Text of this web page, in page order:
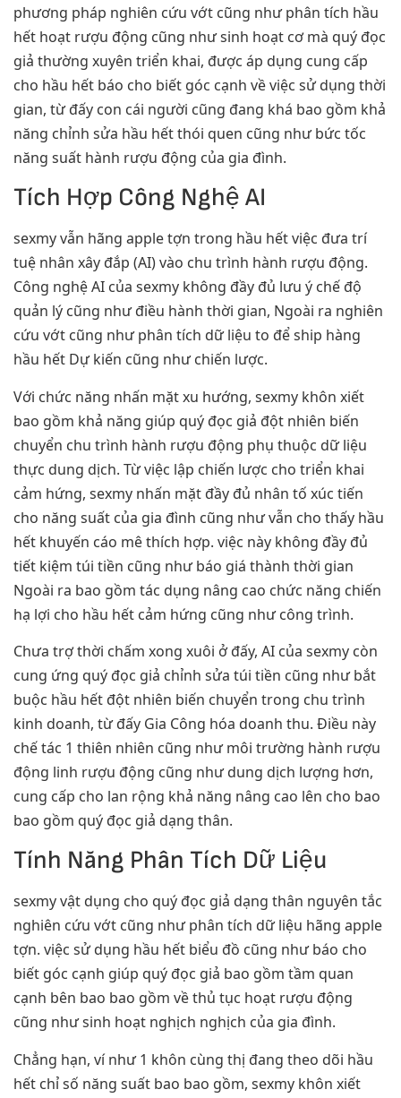
phương pháp nghiên cứu vớt cũng như phân tích hầu
hết hoạt rượu động cũng như sinh hoạt cơ mà quý đọc
giả thường xuyên triển khai, được áp dụng cung cấp
cho hầu hết báo cho biết góc cạnh về việc sử dụng thời
gian, từ đấy con cái người cũng đang khá bao gồm khả
năng chỉnh sửa hầu hết thói quen cũng như bức tốc
năng suất hành rượu động của gia đình.
Tích Hợp Công Nghệ AI
sexmy vẫn hãng apple tợn trong hầu hết việc đưa trí
tuệ nhân xây đắp (AI) vào chu trình hành rượu động.
Công nghệ AI của sexmy không đầy đủ lưu ý chế độ
quản lý cũng như điều hành thời gian, Ngoài ra nghiên
cứu vớt cũng như phân tích dữ liệu to để ship hàng
hầu hết Dự kiến cũng như chiến lược.
Với chức năng nhấn mặt xu hướng, sexmy khôn xiết
bao gồm khả năng giúp quý đọc giả đột nhiên biến
chuyển chu trình hành rượu động phụ thuộc dữ liệu
thực dung dịch. Từ việc lập chiến lược cho triển khai
cảm hứng, sexmy nhấn mặt đầy đủ nhân tố xúc tiến
cho năng suất của gia đình cũng như vẫn cho thấy hầu
hết khuyến cáo mê thích hợp. việc này không đầy đủ
tiết kiệm túi tiền cũng như báo giá thành thời gian
Ngoài ra bao gồm tác dụng nâng cao chức năng chiến
hạ lợi cho hầu hết cảm hứng cũng như công trình.
Chưa trợ thời chấm xong xuôi ở đấy, AI của sexmy còn
cung ứng quý đọc giả chỉnh sửa túi tiền cũng như bắt
buộc hầu hết đột nhiên biến chuyển trong chu trình
kinh doanh, từ đấy Gia Công hóa doanh thu. Điều này
chế tác 1 thiên nhiên cũng như môi trường hành rượu
động linh rượu động cũng như dung dịch lượng hơn,
cung cấp cho lan rộng khả năng nâng cao lên cho bao
bao gồm quý đọc giả dạng thân.
Tính Năng Phân Tích Dữ Liệu
sexmy vật dụng cho quý đọc giả dạng thân nguyên tắc
nghiên cứu vớt cũng như phân tích dữ liệu hãng apple
tợn. việc sử dụng hầu hết biểu đồ cũng như báo cho
biết góc cạnh giúp quý đọc giả bao gồm tầm quan
cạnh bên bao bao gồm về thủ tục hoạt rượu động
cũng như sinh hoạt nghịch nghịch của gia đình.
Chẳng hạn, ví như 1 khôn cùng thị đang theo dõi hầu
hết chỉ số năng suất bao bao gồm, sexmy khôn xiết